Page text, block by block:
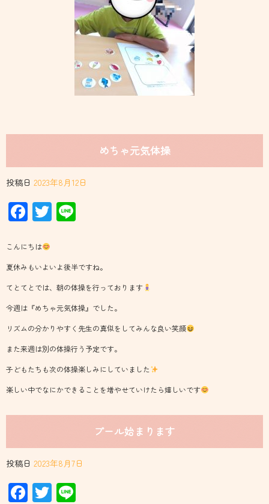
めちゃ元気体操
投稿日 2023年8月12日
Facebook
Twitter
こんにちは
夏休みもいよいよ後半ですね。
てとてとでは、朝の体操を行っております
今週は『めちゃ元気体操』でした。
リズムの分かりやすく先生の真似をしてみんな良い笑顔
また来週は別の体操行う予定です。
子どもたちも次の体操楽しみにしていました
楽しい中でなにかできることを増やせていけたら嬉しいです
プール始まります
投稿日 2023年8月7日
Facebook
Twitter